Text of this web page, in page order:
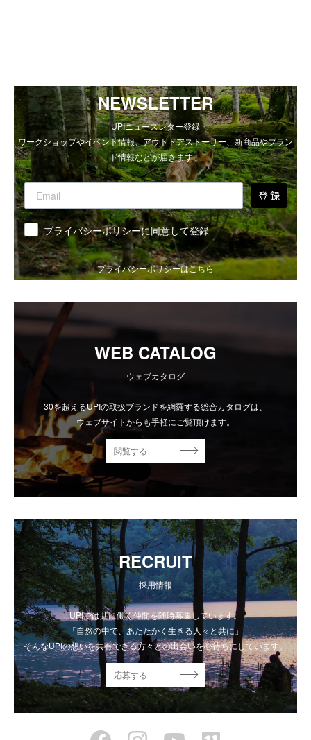
NEWSLETTER
UPIニュースレター登録
ワークショップやイベント情報、アウトドアストーリー、新商品やブラン
ド情報などが届きます。
登 録
同意 プライバシーポリシーに同意して登録
プライバシーポリシーはこちら
WEB CATALOG
ウェブカタログ
30を超えるUPIの取扱ブランドを網羅する総合カタログは、
ウェブサイトからも手軽にご覧頂けます。
閲覧する
RECRUIT
採用情報
UPIでは共に働く仲間を随時募集しています。
「自然の中で、あたたかく生きる人々と共に」
そんなUPIの想いを共有できる方々との出会いを心待ちにしています。
応募する